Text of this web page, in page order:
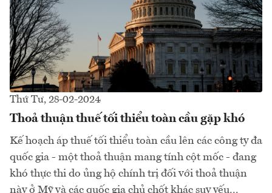
Thứ Tư, 28-02-2024
Thoả thuận thuế tối thiểu toàn cầu gặp khó
Kế hoạch áp thuế tối thiểu toàn cầu lên các công ty đa
quốc gia - một thoả thuận mang tính cột mốc - đang
khó thực thi do ủng hộ chính trị đối với thoả thuận
này ở Mỹ và các quốc gia chủ chốt khác suy yếu...